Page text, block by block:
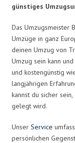
günstiges
Das Umzugsmeister
Umzüge in ganz
deinen Umzug von
Umzug sein kann
und kostengünstig
langjährigen
kannst du sicher
gelegt wird.
Unser Service
persönlichen